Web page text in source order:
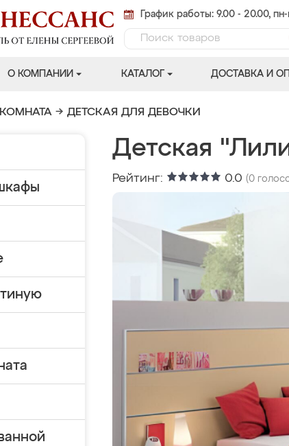
График работы: 9.00 - 20.00,
О КОМПАНИИ КАТАЛОГ ДОСТАВКА И
→ ДЕТСКАЯ ДЛЯ ДЕВОЧКИ
Детская
Рейтинг: 0.0 (0